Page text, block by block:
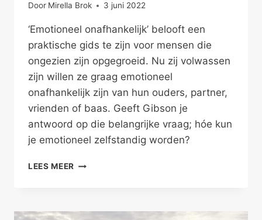
Door Mirella Brok 3 juni 2022
‘Emotioneel onafhankelijk’ belooft een
praktische gids te zijn voor mensen die
ongezien zijn opgegroeid. Nu zij volwassen
zijn willen ze graag emotioneel
onafhankelijk zijn van hun ouders, partner,
vrienden of baas. Geeft Gibson je
antwoord op die belangrijke vraag; hóe kun
je emotioneel zelfstandig worden?
LEES MEER “JEZELF